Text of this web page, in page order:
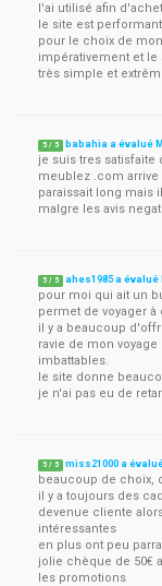
l'ai utilisé afin
le site est
pour le choix de
impérativement et
très simple et
5 / 5 babahia a évalué
je suis tres
meublez .com arrive
paraissait long mais
malgre les avis
5 / 5 ahes1985 a
pour moi qui ait un
permet de voyager à
il y a beaucoup
ravie de mon
imbattables.
le site donne
je n'ai pas eu de
5 / 5 miss21000 a
beaucoup de choix,
il y a toujours des
devenue cliente
intéressantes
en plus ont peu
jolie chèque de 50€
les promotions